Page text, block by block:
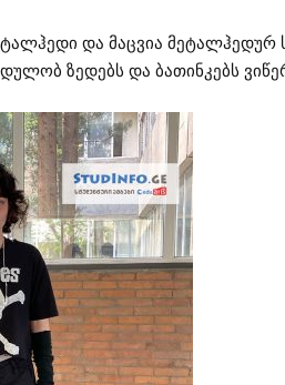
და მაცვია მეტალჰედურ
ზედებს და ბათინკებს